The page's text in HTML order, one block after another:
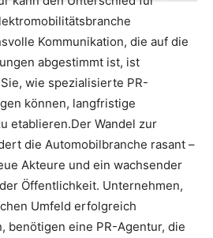
Kommunikation, die auf die
abgestimmt ist, ist
wie spezialisierte PR-
können, langfristige
etablieren.Der Wandel zur
die Automobilbranche rasant –
Akteure und ein wachsender
Öffentlichkeit. Unternehmen,
Umfeld erfolgreich
benötigen eine PR-Agentur, die